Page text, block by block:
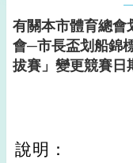
有關本市體育總會
會─市長盃划船錦
拔賽」變更競賽日
說明：